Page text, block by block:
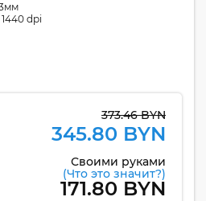
dpi
373.46 BYN
345.80 BYN
Своими руками
(Что это значит?)
171.80 BYN